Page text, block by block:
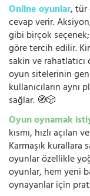
Online oyunlar, tür
cevap verir.
gibi birçok
göre tercih edilir.
sakin ve
oyun sitelerinin
kullanıcıların
sağlar. 🧭🎲
Oyun oynamak
kısmı, hızlı
Karmaşık kurallara
oyunlar özellikle
oyunlar, hem yeni
oynayanlar için